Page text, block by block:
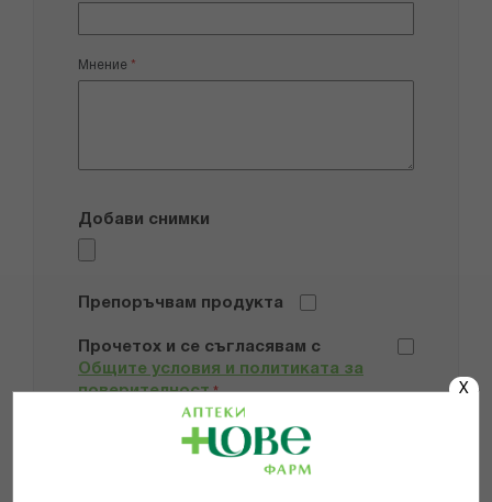
X
Мнение
Добави снимки
Препоръчвам продукта
Прочетох и се съгласявам с
Общите условия и политиката за
поверителност *
ИЗПРАТИ